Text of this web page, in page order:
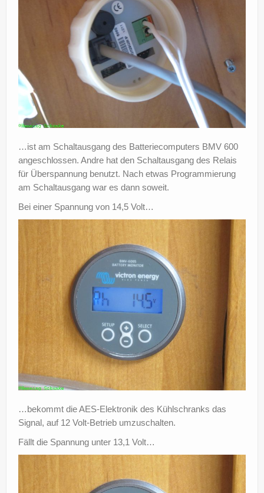
…ist am Schaltausgang des Batteriecomputers BMV 600
angeschlossen. Andre hat den Schaltausgang des Relais
für Überspannung benutzt. Nach etwas Programmierung
am Schaltausgang war es dann soweit.
Bei einer Spannung von 14,5 Volt…
…bekommt die AES-Elektronik des Kühlschranks das
Signal, auf 12 Volt-Betrieb umzuschalten.
Fällt die Spannung unter 13,1 Volt…